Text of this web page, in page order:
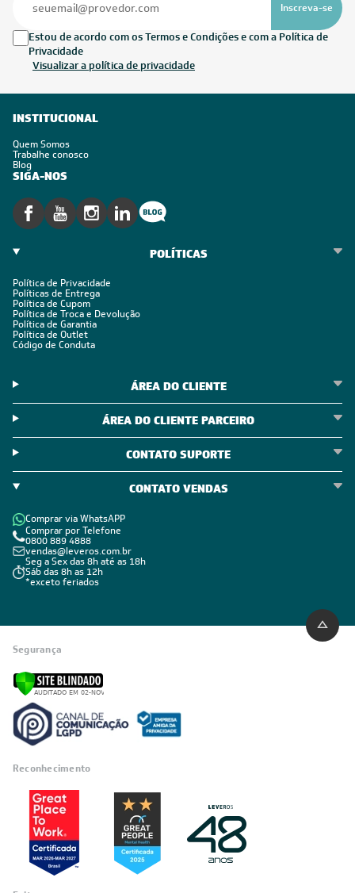
Inscreva-se
Estou de acordo com os Termos e Condições e com a Política de
Privacidade
Visualizar a política de privacidade
INSTITUCIONAL
Quem Somos
Trabalhe conosco
Blog
SIGA-NOS
POLÍTICAS
Política de Privacidade
Políticas de Entrega
Política de Cupom
Política de Troca e Devolução
Política de Garantia
Política de Outlet
Código de Conduta
ÁREA DO CLIENTE
ÁREA DO CLIENTE PARCEIRO
CONTATO SUPORTE
CONTATO VENDAS
Comprar via WhatsAPP
Comprar por Telefone
0800 889 4888
vendas@leveros.com.br
Seg a Sex das 8h até as 18h
Sáb das 8h as 12h
*exceto feriados
Segurança
Reconhecimento